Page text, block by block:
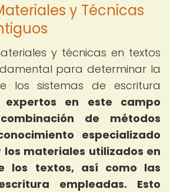
y Técnicas
y técnicas en textos
para determinar la
los sistemas de escritura
expertos en este campo
de métodos
especializado
materiales utilizados en
los textos, así como las
empleadas.
Esto